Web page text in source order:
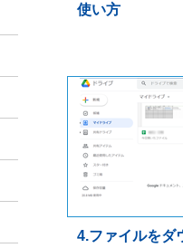
使い方
4.ファイルをダ